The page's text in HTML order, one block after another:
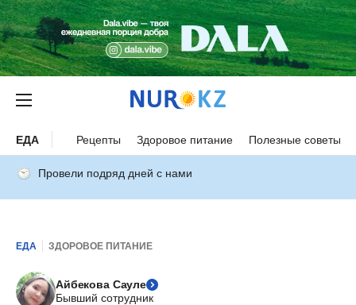
ЕДА Рецепты Здоровое питание Полезные советы
Провели подряд дней с нами
ЕДА ЗДОРОВОЕ ПИТАНИЕ
Айбекова Сауле
Бывший сотрудник